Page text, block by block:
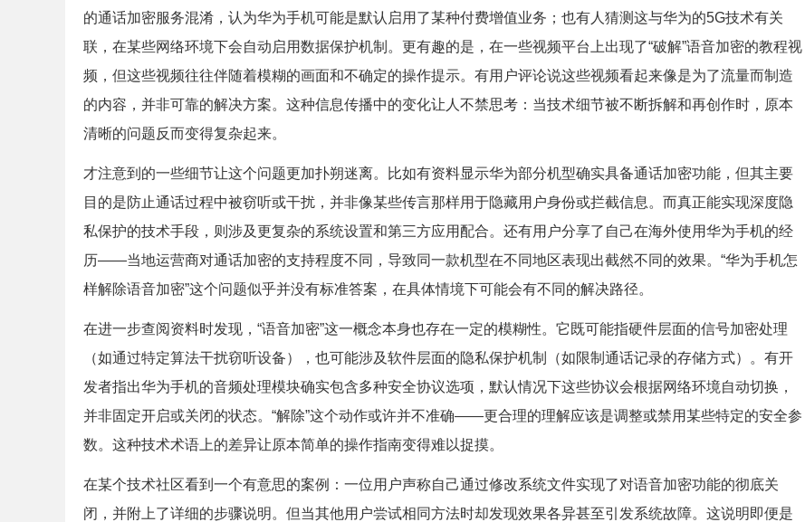
的通话加密服务混淆，认为华为手机可能是默认启用了某种付费增值业务；也有人猜测这与华为的5G技术有关
联，在某些网络环境下会自动启用数据保护机制。更有趣的是，在一些视频平台上出现了“破解”语音加密的教程视
频，但这些视频往往伴随着模糊的画面和不确定的操作提示。有用户评论说这些视频看起来像是为了流量而制造
的内容，并非可靠的解决方案。这种信息传播中的变化让人不禁思考：当技术细节被不断拆解和再创作时，原本
清晰的问题反而变得复杂起来。
才注意到的一些细节让这个问题更加扑朔迷离。比如有资料显示华为部分机型确实具备通话加密功能，但其主要
目的是防止通话过程中被窃听或干扰，并非像某些传言那样用于隐藏用户身份或拦截信息。而真正能实现深度隐
私保护的技术手段，则涉及更复杂的系统设置和第三方应用配合。还有用户分享了自己在海外使用华为手机的经
历——当地运营商对通话加密的支持程度不同，导致同一款机型在不同地区表现出截然不同的效果。“华为手机怎
样解除语音加密”这个问题似乎并没有标准答案，在具体情境下可能会有不同的解决路径。
在进一步查阅资料时发现，“语音加密”这一概念本身也存在一定的模糊性。它既可能指硬件层面的信号加密处理
（如通过特定算法干扰窃听设备），也可能涉及软件层面的隐私保护机制（如限制通话记录的存储方式）。有开
发者指出华为手机的音频处理模块确实包含多种安全协议选项，默认情况下这些协议会根据网络环境自动切换，
并非固定开启或关闭的状态。“解除”这个动作或许并不准确——更合理的理解应该是调整或禁用某些特定的安全参
数。这种技术术语上的差异让原本简单的操作指南变得难以捉摸。
在某个技术社区看到一个有意思的案例：一位用户声称自己通过修改系统文件实现了对语音加密功能的彻底关
闭，并附上了详细的步骤说明。但当其他用户尝试相同方法时却发现效果各异甚至引发系统故障。这说明即便是